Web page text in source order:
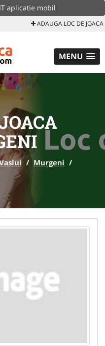
aplicatie mobil
ADAUGA LOC DE JOACA
MENU
/ Murgeni /